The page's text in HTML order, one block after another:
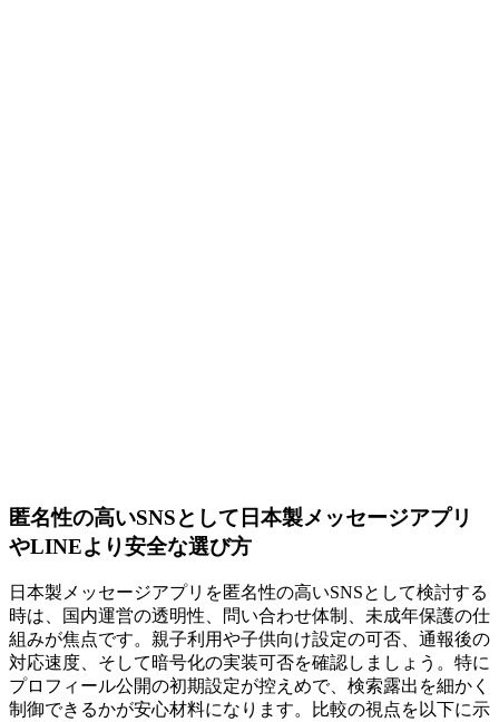
匿名性の高いSNSとして日本製メッセージアプリ
やLINEより安全な選び方
日本製メッセージアプリを匿名性の高いSNSとして検討する
時は、国内運営の透明性、問い合わせ体制、未成年保護の仕
組みが焦点です。親子利用や子供向け設定の可否、通報後の
対応速度、そして暗号化の実装可否を確認しましょう。特に
プロフィール公開の初期設定が控えめで、検索露出を細かく
制御できるかが安心材料になります。比較の視点を以下に示